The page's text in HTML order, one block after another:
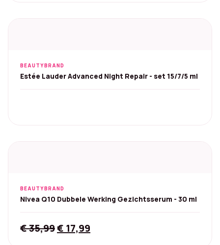
€ 349,00.€ 299,00.
BEAUTYBRAND
Estée Lauder Advanced Night Repair - set 15/7/5 ml
BEAUTYBRAND
Nivea Q10 Dubbele Werking Gezichtsserum - 30 ml
€35,99Original
€ 17,99